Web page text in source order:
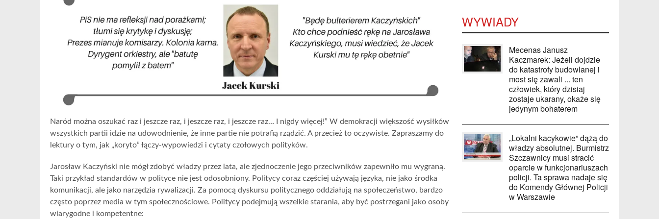
Naród można oszukać raz i jeszcze raz, i jeszcze raz, i jeszcze raz… I nigdy więcej!” W demokracji większość wysiłków
wszystkich partii idzie na udowodnienie, że inne partie nie potrafią rządzić. A przecież to oczywiste. Zapraszamy do
lektury o tym, jak „koryto” łączy-wypowiedzi i cytaty czołowych polityków.
Jarosław Kaczyński nie mógł zdobyć władzy przez lata, ale zjednoczenie jego przeciwników zapewniło mu wygraną.
Taki przykład standardów w polityce nie jest odosobniony. Politycy coraz częściej używają języka, nie jako środka
komunikacji, ale jako narzędzia rywalizacji. Za pomocą dyskursu politycznego oddziałują na społeczeństwo, bardzo
często poprzez media w tym społecznościowe. Politycy podejmują wszelkie starania, aby być postrzegani jako osoby
wiarygodne i kompetentne:
WYWIADY
Mecenas Janusz
Kaczmarek: Jeżeli dojdzie
do katastrofy budowlanej i
most się zawali ... ten
człowiek, który dzisiaj
zostaje ukarany, okaże się
jedynym bohaterem
„Lokalni kacykowie” dążą do
władzy absolutnej. Burmistrz
Szczawnicy musi stracić
oparcie w funkcjonariuszach
policji. Ta sprawa nadaje się
do Komendy Głównej Policji
w Warszawie